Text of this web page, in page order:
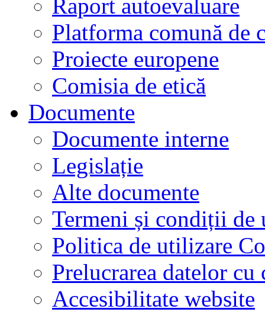
Raport autoevaluare
Platforma comună de
Proiecte europene
Comisia de etică
Documente
Documente interne
Legislație
Alte documente
Termeni și condiții de
Politica de utilizare
Prelucrarea datelor cu
Accesibilitate website